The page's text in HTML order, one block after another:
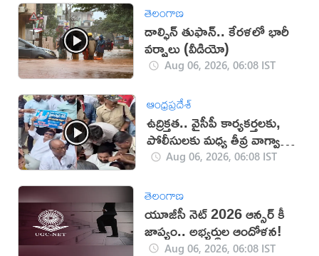
తెలంగాణ
డాల్ఫిన్ తుఫాన్.. కేరళలో భారీ
వర్షాలు (వీడియో)
Aug 06, 2026, 06:08 IST
ఆంధ్రప్రదేశ్
ఉద్రిక్తత.. వైసీపీ కార్యకర్తలకు,
పోలీసులకు మధ్య తీవ్ర వాగ్వాదం
(VIDEO)
Aug 06, 2026, 06:08 IST
తెలంగాణ
యూజీసీ నెట్ 2026 ఆన్సర్ కీ
జాప్యం.. అభ్యర్థుల ఆందోళన!
Aug 06, 2026, 06:08 IST